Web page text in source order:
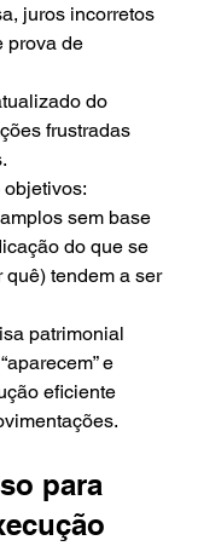
juros incorretos
prova de
do
frustradas
sem base
do que se
quê) tendem a ser
patrimonial
e
eficiente
para